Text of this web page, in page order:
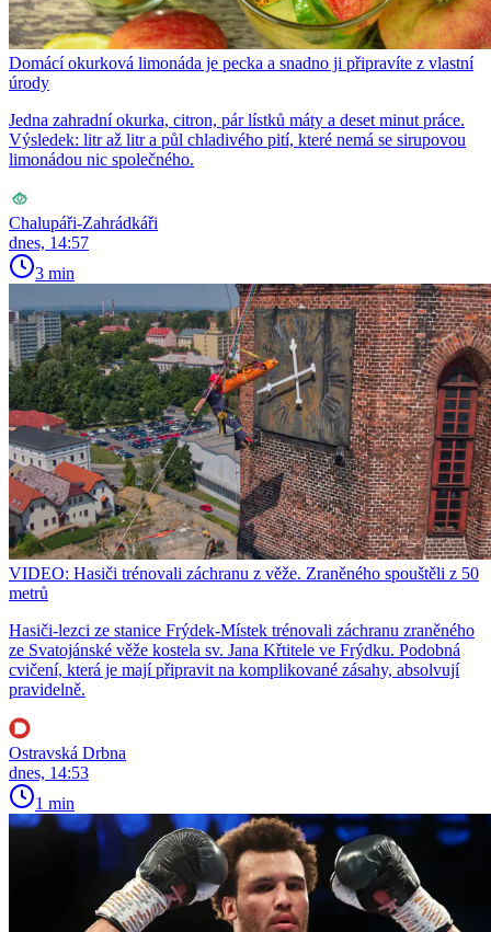
Domácí okurková limonáda je pecka a snadno ji připravíte z vlastní
úrody
Jedna zahradní okurka, citron, pár lístků máty a deset minut práce.
Výsledek: litr až litr a půl chladivého pití, které nemá se sirupovou
limonádou nic společného.
Chalupáři-Zahrádkáři
dnes, 14:57
3 min
VIDEO: Hasiči trénovali záchranu z věže. Zraněného spouštěli z 50
metrů
Hasiči-lezci ze stanice Frýdek-Místek trénovali záchranu zraněného
ze Svatojánské věže kostela sv. Jana Křtitele ve Frýdku. Podobná
cvičení, která je mají připravit na komplikované zásahy, absolvují
pravidelně.
Ostravská Drbna
dnes, 14:53
1 min